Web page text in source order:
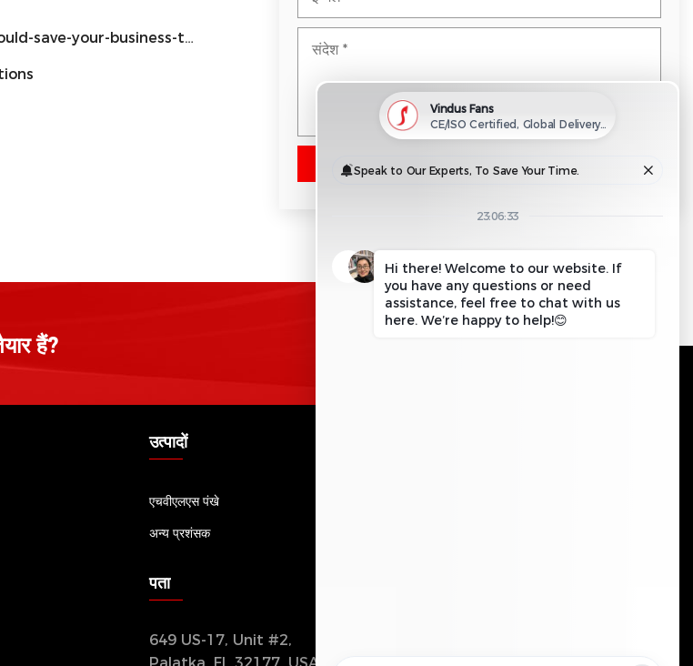
your-business-thousands
तुरंत कोटेशन प्राप्त करें
हैं?
उत्पादों
एचवीएलएस पंखे
अन्य प्रशंसक
पता
649 US-17, Unit #2,